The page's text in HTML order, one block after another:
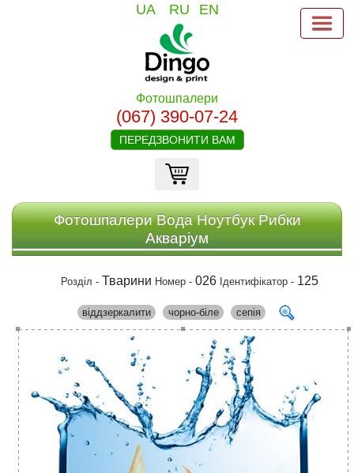
UA RU EN
Фотошпалери
(067) 390-07-24
ПЕРЕДЗВОНИТИ ВАМ
Фотошпалери Вода Ноутбук Рибки
Акваріум
Розділ - Тварини Номер - 026 Ідентифікатор - 125
віддзеркалити чорно-біле сепія